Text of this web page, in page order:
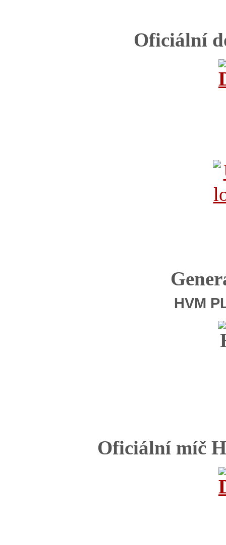
Oficiální
HVM
Oficiální míč